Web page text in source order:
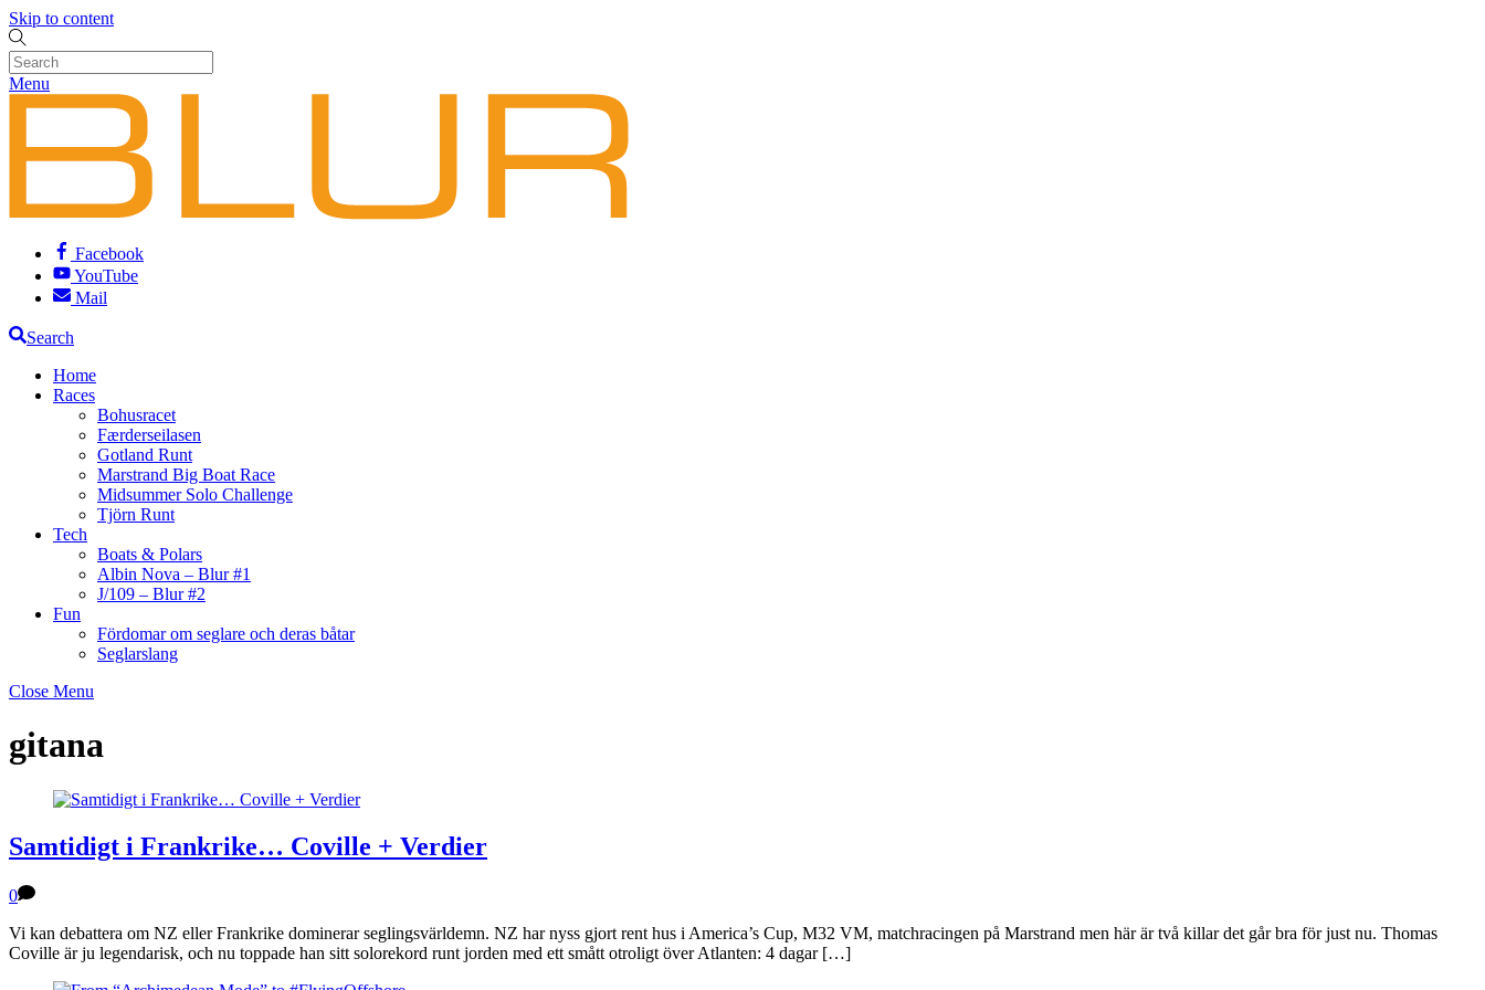
Skip to content
Menu
Facebook
YouTube
Mail
Search
Home
Races
Bohusracet
Færderseilasen
Gotland Runt
Marstrand Big Boat Race
Midsummer Solo Challenge
Tjörn Runt
Tech
Boats & Polars
Albin Nova – Blur #1
J/109 – Blur #2
Fun
Fördomar om seglare och deras båtar
Seglarslang
Close Menu
gitana
Samtidigt i Frankrike… Coville + Verdier
0
Vi kan debattera om NZ eller Frankrike dominerar seglingsvärldemn. NZ har nyss gjort rent hus i America’s Cup, M32 VM, matchracingen på Marstrand men här är två killar det går bra för just nu. Thomas
Coville är ju legendarisk, och nu toppade han sitt solorekord runt jorden med ett smått otroligt över Atlanten: 4 dagar […]